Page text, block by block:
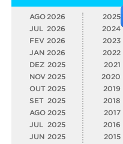
AGO 2026
JUL 2026
FEV 2026
JAN 2026
DEZ 2025
NOV 2025
OUT 2025
SET 2025
AGO 2025
JUL
2025
JUN 2025
2025
2024
2023
2022
2021
2020
2019
2018
2017
2016
2015